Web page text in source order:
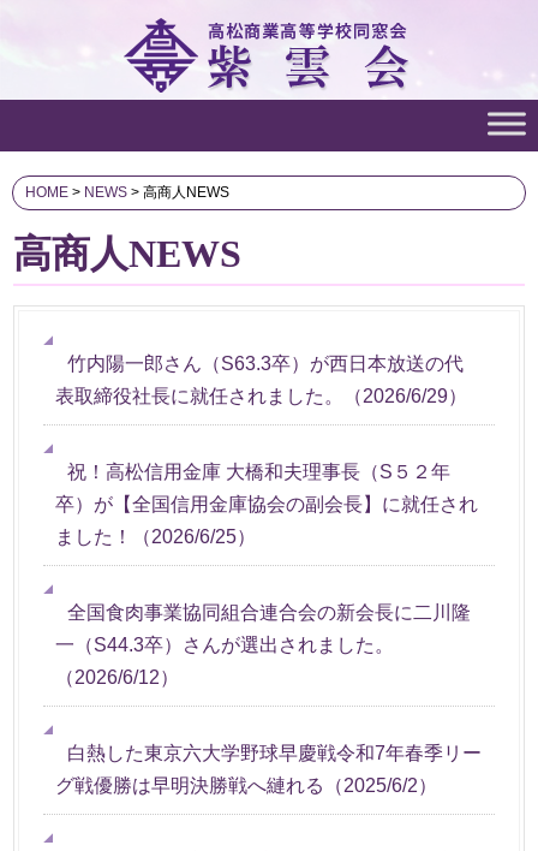
HOME > NEWS > 高商人NEWS
高商人NEWS
竹内陽一郎さん（S63.3卒）が西日本放送の代
表取締役社長に就任されました。
（2026/6/29）
祝！高松信用金庫 大橋和夫理事長（S５２年
卒）が【全国信用金庫協会の副会長】に就任され
ました！
（2026/6/25）
全国食肉事業協同組合連合会の新会長に二川隆
一（S44.3卒）さんが選出されました。
（2026/6/12）
白熱した東京六大学野球早慶戦令和7年春季リー
グ戦優勝は早明決勝戦へ縺れる
（2025/6/2）